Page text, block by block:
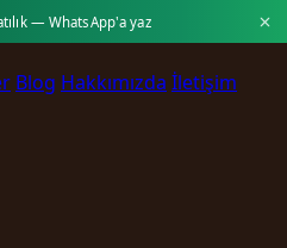
— WhatsApp'a yaz
Blog Hakkımızda İletişim